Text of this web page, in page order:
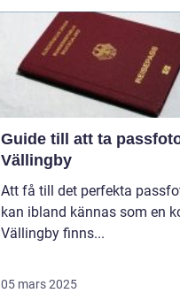
Guide till att ta
Vällingby
Att få till det perfekta
kan ibland kännas som en
Vällingby finns...
05 mars 2025